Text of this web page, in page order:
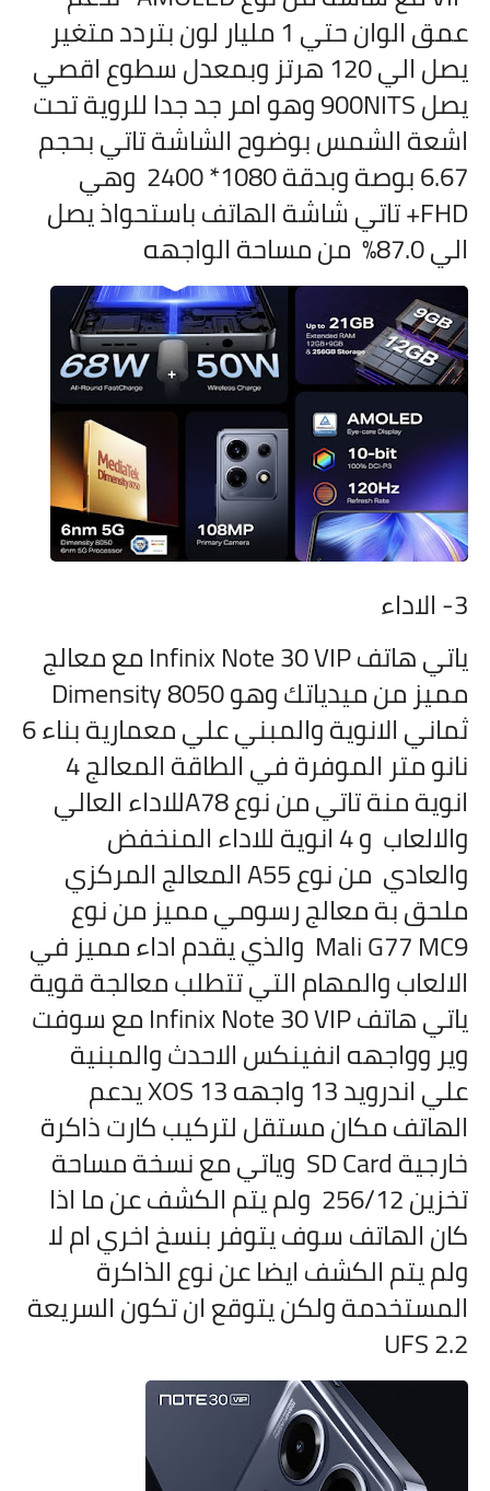
عمق الوان حتي 1 مليار لون بتردد متغير
يصل الي 120 هرتز وبمعدل سطوع اقصي
يصل 900NITS وهو امر جد جدا للروية تحت
اشعة الشمس بوضوح الشاشة تاتي بحجم
6.67 بوصة وبدقة 1080* 2400 وهي
FHD+ تاتي شاشة الهاتف باستحواذ يصل
الي 87.0% من مساحة الواجهه
3- الاداء
ياتي هاتف
Infinix Note 30 VIP مع معالج
ثماني الانوية والمبني علي معمارية بناء 6
نانو متر الموفرة في الطاقة المعالج 4
انوية منة تاتي من نوع A78للاداء العالي
والالعاب و 4 انوية للاداء المنخفض
والعادي من نوع A55 المعالج المركزي
ملحق بة معالج رسومي مميز من نوع
Mali G77 MC9 والذي يقدم اداء مميز في
الالعاب والمهام التي تتطلب معالجة قوية
ياتي هاتف Infinix Note 30 VIP مع سوفت
وير وواجهه انفينكس الاحدث والمبنية
علي اندرويد 13 واجهه XOS 13 يدعم
الهاتف مكان مستقل لتركيب كارت ذاكرة
خارجية SD Card وياتي مع نسخة مساحة
تخزين 256/12 ولم يتم الكشف عن ما اذا
كان الهاتف سوف يتوفر بنسخ اخري ام لا
ولم يتم الكشف ايضا عن نوع الذاكرة
المستخدمة ولكن يتوقع ان تكون السريعة
UFS 2.2